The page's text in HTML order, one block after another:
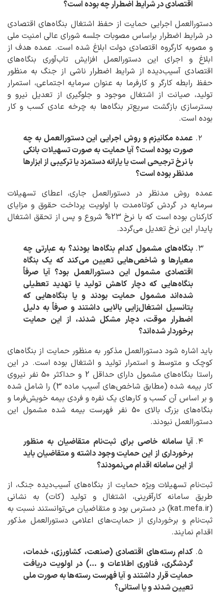
اقتصادی در شرایط اضطرار چه بوده است؟
دستورالعمل اجرایی حمایت از حفظ اشتغال بنگاه‌های اقتصادی
در شرایط اضطرار براساس مصوبات جلسه شورای عالی امنیت ملی
و مصوبه کارگروه اقتصادی دولت ابلاغ شده است. عمده هدف از
ابلاغ و اجرای این دستورالعمل افزایش تاب‌آوری بنگاه‌های
اقتصادی آسیب‌دیده از شرایط اضطرار ناشی از جنگ به منظور
حفظ رابطه کارگر و کارفرما به عنوان سرمایه اجتماعی، استمرار
تولید، صیانت از اشتغال موجود و جلوگیری از تعدیل نیرو و
بسترسازی بازگشت سریع‌تر بنگاه‌ها به چرخه عادی کسب و کار
بوده است.
عمده مکانیزم و روش اجرایی این دستورالعمل به چه
صورت بوده است؟ آیا حمایت به صورت تسهیلات بانکی
با نرخ ترجیحی است یا یارانه دستمزد یا ترکیبی از ابزارها
مدنظر بوده است؟
عمده روش مدنظر در دستورالعمل جاری، اعطای تسهیلات
سرمایه در گردش کوتاه‌مدت با اولویت پرداخت حقوق و مزایای
کارکنان بوده است که با نرخ 23% شروع و پس از تحقق اشتغال
پایدار این نرخ تعدیل می‌گردد.
بنگاه‌های مشمول کدام بنگاه‌ها بودند؟ به عبارتی چه
معیارها و شاخص‌هایی تعیین می‌کند که یک بنگاه
اقتصادی مشمول این دستورالعمل بود؟ آیا صرفاً
بنگاه‌هایی که دچار کاهش تولید یا تهدید تعطیلی
شده‌اند مشمول حمایت بودند و یا بنگاه‌هایی که
پتانسیل اشتغال‌زایی بالایی داشتند و صرفاً به دلیل
اضطرار موقت، دچار مشکل شدند، از این حمایت
برخوردار شده‌اند؟
باید اشاره شود دستورالعمل مذکور به منظور حمایت از بنگاه‌های
کوچک و متوسط و استمرار تولید و اشتغال بوده است. در این
راستا بنگاه‌های مشمول دارای حداقل 2 و حداکثر 50 نفر نیروی
کار بیمه شده (مطابق شاخص‌های آسیب ماده 3) را شامل شده
و بر اساس آن کسب و کارهای یک نفره و فردی بیمه خویش‌فرما و
بنگاه‌های بزرگ بالای 50 نفر فهرست بیمه شده مشمول این
دستورالعمل نبودند.
آیا سامانه خاصی برای ثبت‌نام متقاضیان به منظور
برخورداری از این حمایت وجود داشته و متقاضیان باید
از این سامانه اقدام می‌نمودند؟
ثبت‌نام تسهیلات ویژه حمایت از بنگاه‌های آسیب‌دیده جنگ، از
طریق سامانه کارآفرینی، اشتغال و تولید (کات) به نشانی
(kat.mefa.ir) در دسترس بود و متقاضیان می‌توانستند نسبت به
ثبت‌نام و برخورداری از حمایت‌های اعلامی دستورالعمل مذکور
اقدام نمایند.
کدام رسته‌های اقتصادی (صنعت، کشاورزی، خدمات،
گردشگری، فناوری اطلاعات و ...) در اولویت دریافت
حمایت قرار داشتند و آیا فهرست رسته‌ها به صورت ملی
تعیین شدند و یا استانی؟